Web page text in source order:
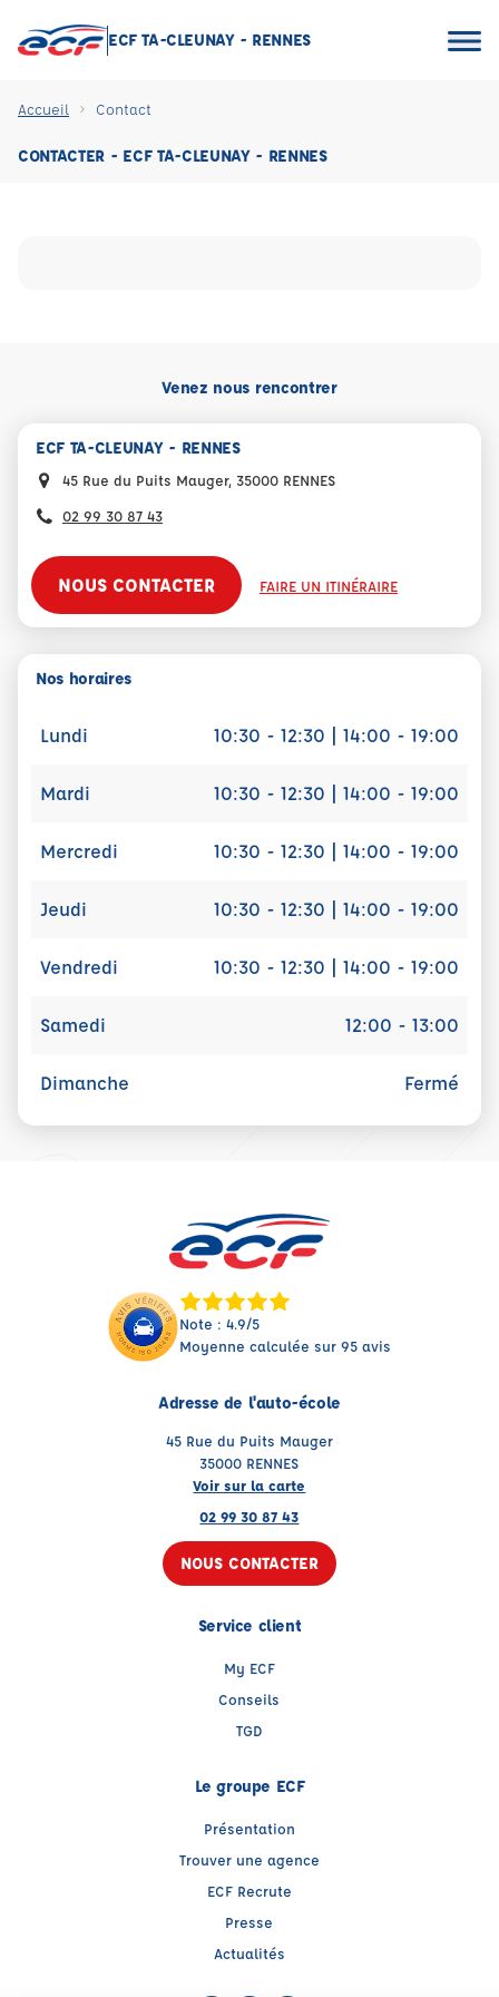
ECF TA-CLEUNAY - RENNES
Accueil Contact
CONTACTER - ECF TA-CLEUNAY - RENNES
Venez nous rencontrer
ECF TA-CLEUNAY - RENNES
45 Rue du Puits Mauger, 35000 RENNES
02 99 30 87 43
NOUS CONTACTER FAIRE UN ITINÉRAIRE
Nos horaires
Lundi 10:30 - 12:30 | 14:00 - 19:00
Mardi 10:30 - 12:30 | 14:00 - 19:00
Mercredi 10:30 - 12:30 | 14:00 - 19:00
Jeudi 10:30 - 12:30 | 14:00 - 19:00
Vendredi 10:30 - 12:30 | 14:00 - 19:00
Samedi 12:00 - 13:00
Dimanche Fermé
Note : 4.9/5
Moyenne calculée sur 95 avis
Adresse de l'auto-école
45 Rue du Puits Mauger
35000 RENNES
Voir sur la carte
02 99 30 87 43
NOUS CONTACTER
Service client
My ECF
Conseils
TGD
Le groupe ECF
Présentation
Trouver une agence
ECF Recrute
Presse
Actualités